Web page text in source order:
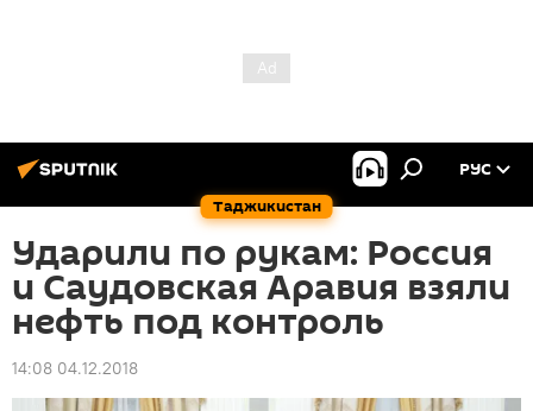
Таджикистан
РУС
Ударили по рукам: Россия
и Саудовская Аравия взяли
нефть под контроль
14:08 04.12.2018